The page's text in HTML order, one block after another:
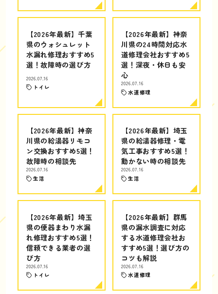
【2026年最新】千葉
県のウォシュレット
水漏れ修理おすすめ5
選！故障時の選び方
2026.07.16
トイレ
【2026年最新】神奈
川県の24時間対応水
道修理会社おすすめ5
選！深夜・休日も安
心
2026.07.16
水道修理
【2026年最新】神奈
川県の給湯器リモコ
ン交換おすすめ5選！
故障時の相談先
2026.07.16
生活
【2026年最新】埼玉
県の給湯器修理・電
気工事おすすめ5選！
動かない時の相談先
2026.07.16
生活
【2026年最新】埼玉
県の便器まわり水漏
れ修理おすすめ5選！
信頼できる業者の選
び方
2026.07.16
トイレ
【2026年最新】群馬
県の漏水調査に対応
する水道修理会社お
すすめ5選！選び方の
コツも解説
2026.07.16
水道修理